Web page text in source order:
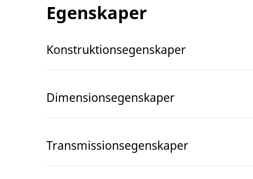
Egenskaper
Konstruktionsegenskaper
Dimensionsegenskaper
Transmissionsegenskaper